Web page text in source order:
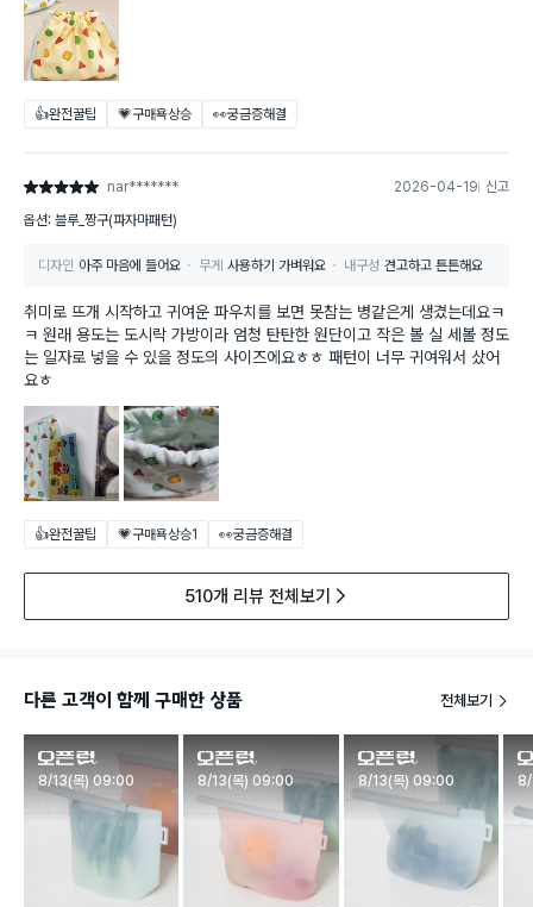
👍완전꿀팁 💗구매욕상승 👀궁금증해결
별점 5점 nar******* 2026-04-19 신고
옵션: 블루_짱구(파자마패턴)
디자인 아주 마음에 들어요 무게 사용하기 가벼워요 내구성 견고하고 튼튼해요
취미로 뜨개 시작하고 귀여운 파우치를 보면 못참는 병같은게 생겼는데요ㅋ
ㅋ 원래 용도는 도시락 가방이라 엄청 탄탄한 원단이고 작은 볼 실 세볼 정도
는 일자로 넣을 수 있을 정도의 사이즈에요ㅎㅎ 패턴이 너무 귀여워서 샀어
요ㅎ
👍완전꿀팁 💗구매욕상승1 👀궁금증해결
510개 리뷰 전체보기
다른 고객이 함께 구매한 상품 전체보기
판매시작
8/13(목) 09:00
판매시작
8/13(목) 09:00
판매시작
8/13(목) 09:00 8/